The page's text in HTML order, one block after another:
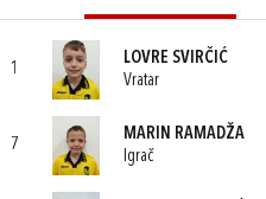
1
LOVRE SVIRČIĆ
Vratar
7
MARIN RAMADŽA
Igrač